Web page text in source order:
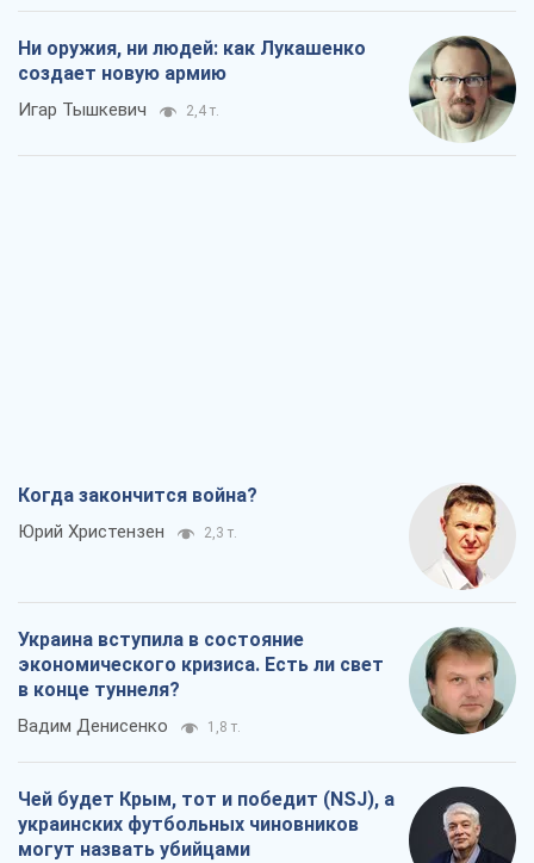
Ни оружия, ни людей: как Лукашенко
создает новую армию
Игар Тышкевич 2,4 т.
Когда закончится война?
Юрий Христензен 2,3 т.
Украина вступила в состояние
экономического кризиса. Есть ли свет
в конце туннеля?
Вадим Денисенко 1,8 т.
Чей будет Крым, тот и победит (NSJ), а
украинских футбольных чиновников
могут назвать убийцами